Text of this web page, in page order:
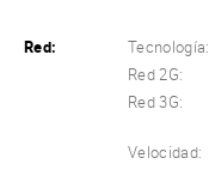
Red: Tecnología:
Red 2G:
Red 3G:
Velocidad: